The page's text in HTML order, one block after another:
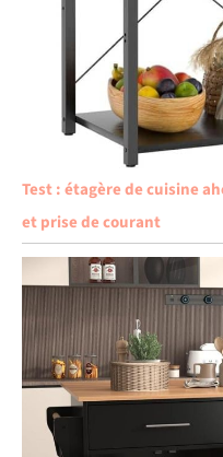
Test : étagère de cuisine
et prise de courant